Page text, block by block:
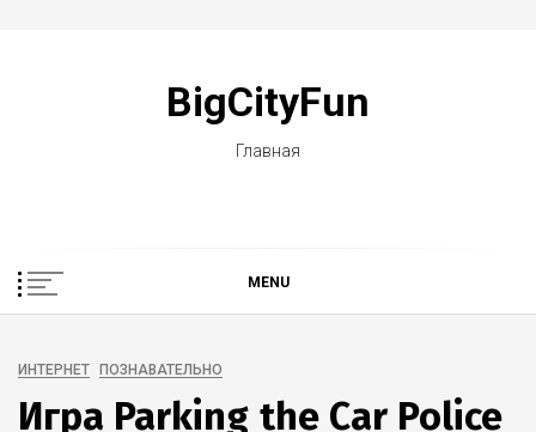
BigCityFun
Главная
MENU
ИНТЕРНЕТ ПОЗНАВАТЕЛЬНО
Игра Parking the Car Police